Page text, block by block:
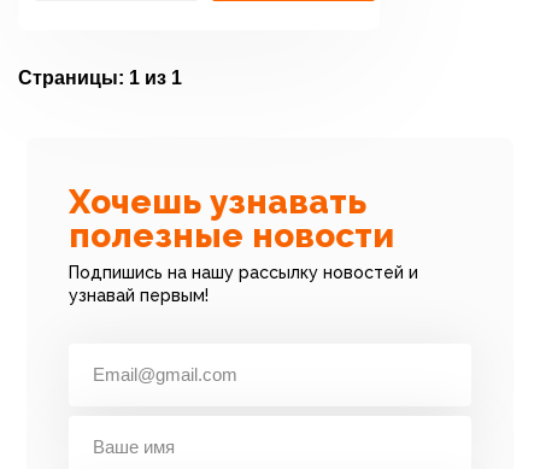
Страницы: 1 из 1
Хочешь узнавать
полезные новости
Подпишись на нашу рассылку новостей и
узнавай первым!